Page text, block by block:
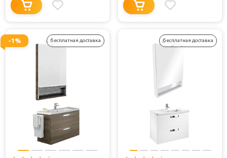
-1% бесплатная доставка бесплатная доставка